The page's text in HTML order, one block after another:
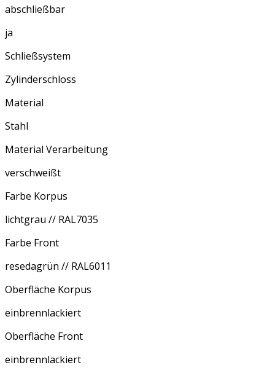
abschließbar
ja
Schließsystem
Zylinderschloss
Material
Stahl
Material Verarbeitung
verschweißt
Farbe Korpus
lichtgrau // RAL7035
Farbe Front
resedagrün // RAL6011
Oberfläche Korpus
einbrennlackiert
Oberfläche Front
einbrennlackiert